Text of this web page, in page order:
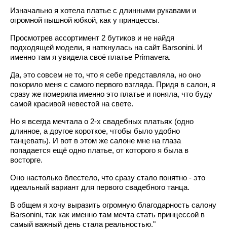
Изначально я хотела платье с длинными рукавами и
огромной пышной юбкой, как у принцессы.
Просмотрев ассортимент 2 бутиков и не найдя
подходящей модели, я наткнулась на сайт Barsonini. И
именно там я увидела своё платье Primavera.
Да, это совсем не то, что я себе представляла, но оно
покорило меня с самого первого взгляда. Придя в салон, я
сразу же померила именно это платье и поняла, что буду
самой красивой невестой на свете.
Но я всегда мечтала о 2-х свадебных платьях (одно
длинное, а другое короткое, чтобы было удобно
танцевать). И вот в этом же салоне мне на глаза
попадается ещё одно платье, от которого я была в
восторге.
Оно настолько блестело, что сразу стало понятно - это
идеальный вариант для первого свадебного танца.
В общем я хочу выразить огромную благодарность салону
Barsonini, так как именно там мечта стать принцессой в
самый важный день стала реальностью."